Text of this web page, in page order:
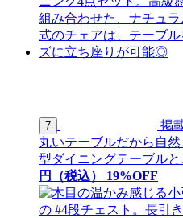
7 掲
丸いテーブルだから自
型ダイニングテーブルと
円（税込）
19%OFF